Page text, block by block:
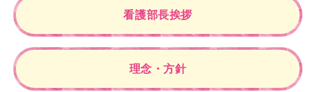
看護部長挨拶
理念・方針